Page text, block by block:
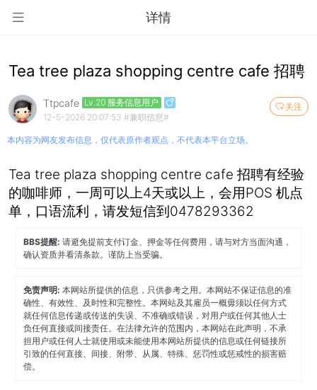
详情
Tea tree plaza shopping centre cafe 招聘
关注
Ttpcafe Lv.20 服务信息用户
12-5-2026 20:07:53 #兼职信息#
本内容为网友发布信息，仅代表原作者观点，不代表本平台立场。
Tea tree plaza shopping centre cafe 招聘有经验
的咖啡师，一周可以上4天或以上，会用POS 机点
单，口语流利，请发短信到0478293362
BBS提醒:请避免提前支付订金、押金等任何费用，请与对方当面沟通，
确认资质并看清条款。谨防上当受骗。
免责声明:本网站所提供的信息，只供参考之用。本网站不保证信息的准
确性、有效性、及时性和完整性。本网站及其雇员一概毋须以任何方式
就任何信息传递或传送的失误、不准确或错误，对用户或任何其他人士
负任何直接或间接责任。在法律允许的范围内，本网站在此声明，不承
担用户或任何人士就使用或未能使用本网站所提供的信息或任何链接所
引致的任何直接、间接、附带、从属、特殊、惩罚性或惩戒性的损害赔
偿。